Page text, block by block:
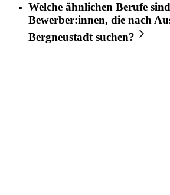
Welche ähnlichen Berufe
Bewerber:innen, die nach
Bergneustadtsuchen?